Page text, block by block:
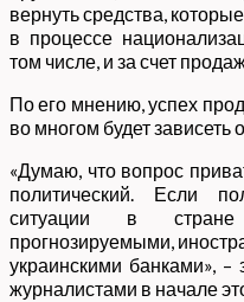
вернуть средства,
в процессе
том числе, и за счет
По его мнению, успех
во многом будет зависеть
«Думаю, что вопрос
политический. Если
ситуации в
прогнозируемыми,
украинскими банками», –
журналистами в начале